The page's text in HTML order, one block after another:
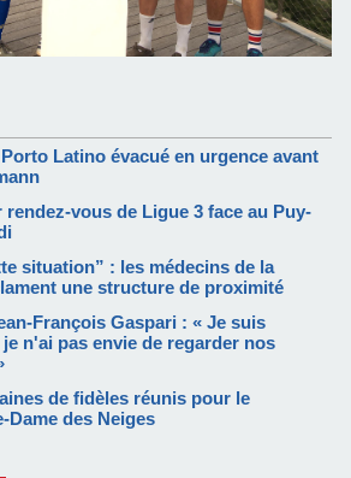
Latino évacué en urgence avant
vous de Ligue 3 face au Puy-
situation” : les médecins de la
une structure de proximité
François Gaspari : « Je suis
n'ai pas envie de regarder nos
de fidèles réunis pour le
Dame des Neiges